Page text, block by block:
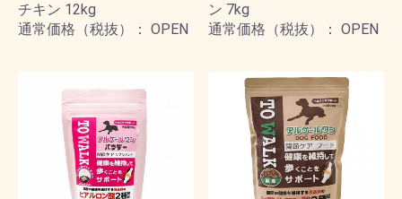
チキン 12kg
通常価格（税抜）： OPEN
ン 7kg
通常価格（税抜）： OPEN